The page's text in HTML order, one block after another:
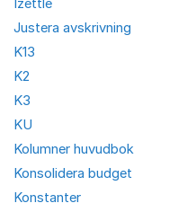
Izettle
Justera avskrivning
K13
K2
K3
KU
Kolumner huvudbok
Konsolidera budget
Konstanter